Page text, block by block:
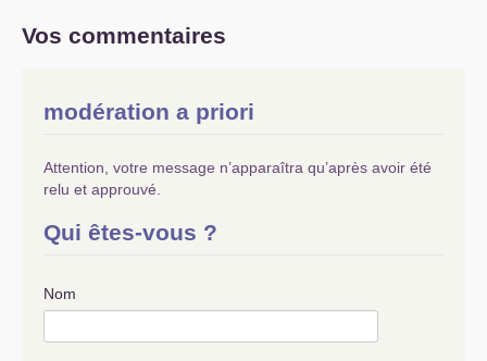
Vos commentaires
modération a priori
Attention, votre message n’apparaîtra qu’après avoir été
relu et approuvé.
Qui êtes-vous ?
Nom